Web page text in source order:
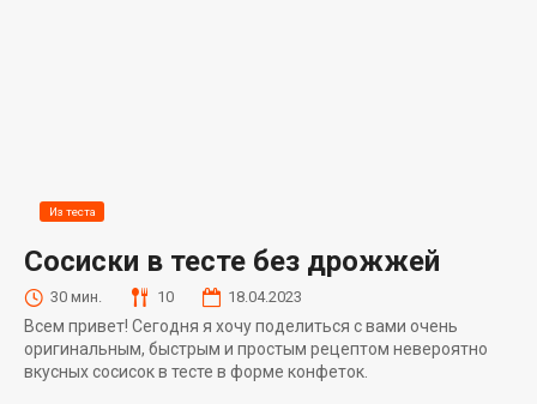
Из теста
Сосиски в тесте без дрожжей
30 мин. 10 18.04.2023
Всем привет! Сегодня я хочу поделиться с вами очень
оригинальным, быстрым и простым рецептом невероятно
вкусных сосисок в тесте в форме конфеток.